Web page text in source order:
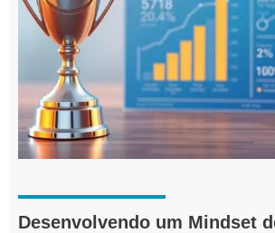
Desenvolvendo um Mindset